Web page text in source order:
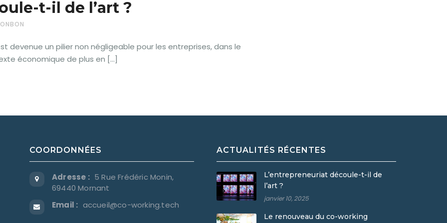
t-il de l’art ?
devenue un pilier non négligeable pour les entreprises, dans le
économique de plus en […]
COORDONNÉES
Adresse : 5 Rue Frédéric Monin,
69440 Mornant
Email : accueil@co-working.tech
ACTUALITÉS RÉCENTES
L’entrepreneuriat découle-t-il de
l’art ?
janvier 10, 2025
Le renouveau du co-working